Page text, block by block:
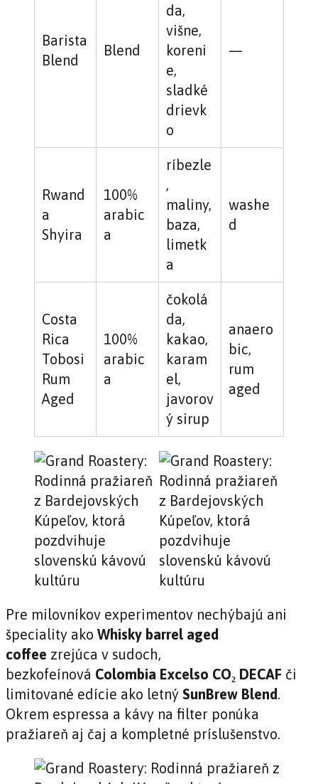
Barista
Blend
Blend
da,
višne,
koreni
e,
sladké
drievk
o
—
Rwand
a
Shyira
100%
arabic
a
ríbezle
,
maliny,
baza,
limetk
a
washe
d
Costa
Rica
Tobosi
Rum
Aged
100%
arabic
a
čokolá
da,
kakao,
karam
el,
javorov
ý sirup
anaero
bic,
rum
aged
Pre milovníkov experimentov nechýbajú ani
špeciality ako Whisky barrel aged
coffee zrejúca v sudoch,
bezkofeínová Colombia Excelso CO₂ DECAF či
limitované edície ako letný SunBrew Blend.
Okrem espressa a kávy na filter ponúka
pražiareň aj čaj a kompletné príslušenstvo.